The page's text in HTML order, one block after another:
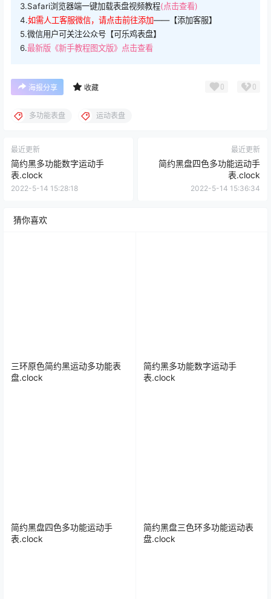
3.Safari浏览器端一键加载表盘视频教程(点击查看)
4.如需人工客服微信，请点击前往添加——【添加客服】
5.微信用户可关注公众号【可乐鸡表盘】
6.最新版《新手教程图文版》点击查看
海报分享 收藏 0 0
多功能表盘 运动表盘
最近更新
简约黑多功能数字运动手
表.clock
2022-5-14 15:28:18
最近更新
简约黑盘四色多功能运动手
表.clock
2022-5-14 15:36:34
猜你喜欢
三环原色简约黑运动多功能表
盘.clock
简约黑多功能数字运动手
表.clock
简约黑盘四色多功能运动手
表.clock
简约黑盘三色环多功能运动表
盘.clock